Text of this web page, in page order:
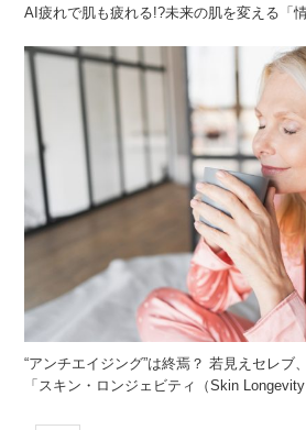
AI疲れで肌も疲れる!?未来の肌を変える「
“アンチエイジング”は終焉？ 若見えセレブ
「スキン・ロンジェビティ（Skin Longevity